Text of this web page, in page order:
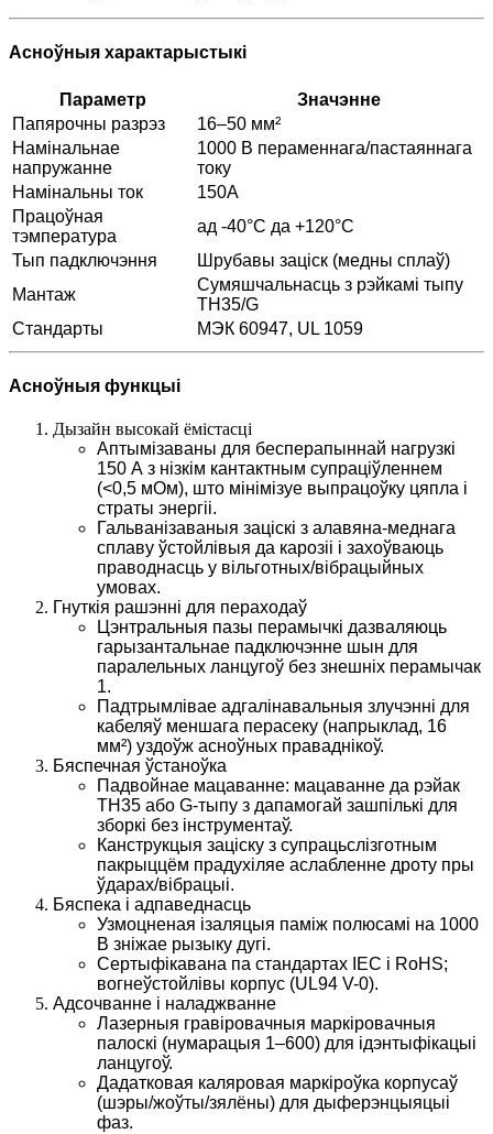
Асноўныя характарыстыкі
Параметр
Значэнне
Папярочны разрэз
16–50 мм²
Намінальнае
напружанне
1000 В пераменнага/пастаяннага
току
Намінальны ток
150А
Працоўная
тэмпература
ад -40°C да +120°C
Тып падключэння
Шрубавы заціск (медны сплаў)
Мантаж
Сумяшчальнасць з рэйкамі тыпу
TH35/G
Стандарты
МЭК 60947, UL 1059
Асноўныя функцыі
Дызайн высокай ёмістасці
Аптымізаваны для бесперапыннай нагрузкі
150 А з нізкім кантактным супраціўленнем
(<0,5 мОм), што мінімізуе выпрацоўку цяпла і
страты энергіі.
Гальванізаваныя заціскі з алавяна-меднага
сплаву ўстойлівыя да карозіі і захоўваюць
праводнасць у вільготных/вібрацыйных
умовах.
Гнуткія рашэнні для пераходаў
Цэнтральныя пазы перамычкі дазваляюць
гарызантальнае падключэнне шын для
паралельных ланцугоў без знешніх перамычак
1.
Падтрымлівае адгалінавальныя злучэнні для
кабеляў меншага перасеку (напрыклад, 16
мм²) уздоўж асноўных праваднікоў.
Бяспечная ўстаноўка
Падвойнае мацаванне: мацаванне да рэйак
TH35 або G-тыпу з дапамогай зашпількі для
зборкі без інструментаў.
Канструкцыя заціску з супрацьслізготным
пакрыццём прадухіляе аслабленне дроту пры
ўдарах/вібрацыі.
Бяспека і адпаведнасць
Узмоцненая ізаляцыя паміж полюсамі на 1000
В зніжае рызыку дугі.
Сертыфікавана па стандартах IEC і RoHS;
вогнеўстойлівы корпус (UL94 V-0).
Адсочванне і наладжванне
Лазерныя гравіровачныя маркіровачныя
палоскі (нумарацыя 1–600) для ідэнтыфікацыі
ланцугоў.
Дадатковая каляровая маркіроўка корпусаў
(шэры/жоўты/зялёны) для дыферэнцыяцыі
фаз.